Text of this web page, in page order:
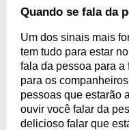
Quando se fala da
Um dos sinais mais
tem tudo para estar
fala da pessoa para a
para os
pessoas que estarão
ouvir você falar da
delicioso falar que